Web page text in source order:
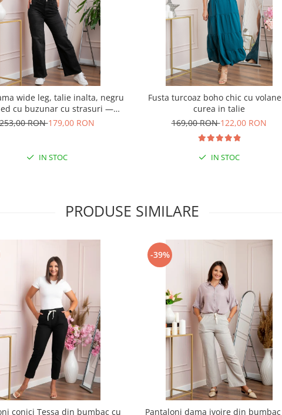
wide leg, talie inalta, negru
cu buzunar cu strasuri —
Britney
RON179,00 RON
IN STOC
Fusta turcoaz boho chic cu
curea in talie
169,00 RON122,00 RON
IN STOC
PRODUSE SIMILARE
conici Tessa din bumbac cu
-39%
Pantaloni dama ivoire din